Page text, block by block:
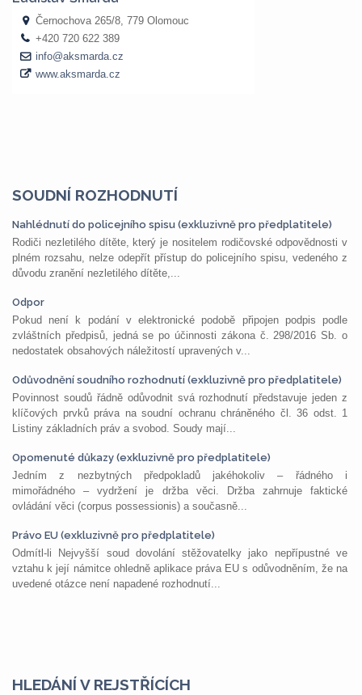
SOUDNÍ ROZHODNUTÍ
Nahlédnutí do policejního spisu (exkluzivně pro předplatitele)
Rodiči nezletilého dítěte, který je nositelem rodičovské odpovědnosti v
plném rozsahu, nelze odepřít přístup do policejního spisu, vedeného z
důvodu zranění nezletilého dítěte,...
Odpor
Pokud není k podání v elektronické podobě připojen podpis podle
zvláštních předpisů, jedná se po účinnosti zákona č. 298/2016 Sb. o
nedostatek obsahových náležitostí upravených v...
Odůvodnění soudního rozhodnutí (exkluzivně pro předplatitele)
Povinnost soudů řádně odůvodnit svá rozhodnutí představuje jeden z
klíčových prvků práva na soudní ochranu chráněného čl. 36 odst. 1
Listiny základních práv a svobod. Soudy mají...
Opomenuté důkazy (exkluzivně pro předplatitele)
Jedním z nezbytných předpokladů jakéhokoliv – řádného i
mimořádného – vydržení je držba věci. Držba zahrnuje faktické
ovládání věci (corpus possessionis) a současně...
Právo EU (exkluzivně pro předplatitele)
Odmítl-li Nejvyšší soud dovolání stěžovatelky jako nepřípustné ve
vztahu k její námitce ohledně aplikace práva EU s odůvodněním, že na
uvedené otázce není napadené rozhodnutí...
HLEDÁNÍ V REJSTŘÍCÍCH